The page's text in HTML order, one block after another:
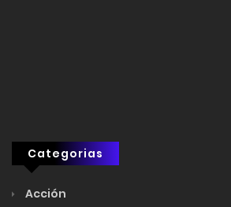
Categorias
Acción